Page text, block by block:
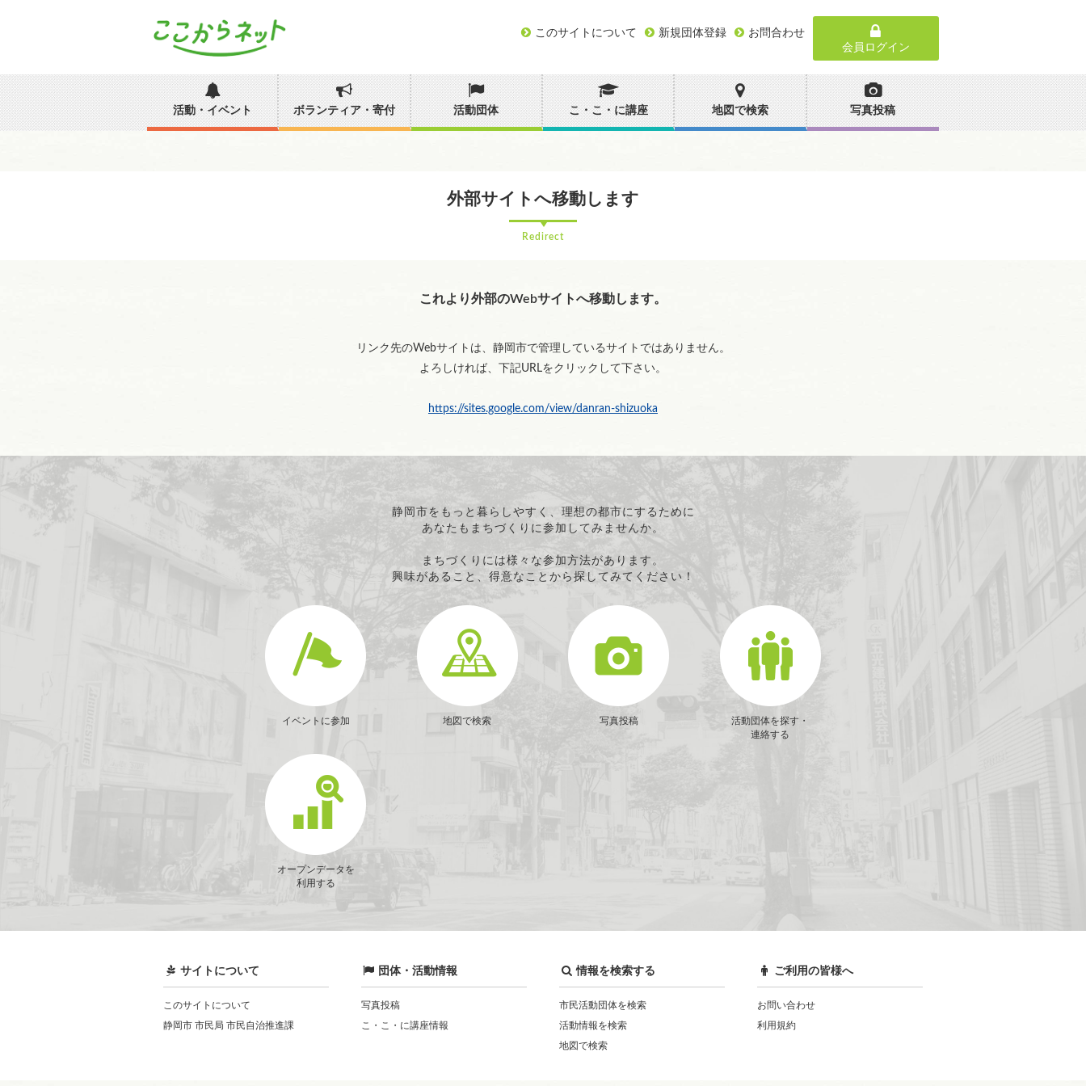
このサイトについて 新規団体登録
お問合わせ
会員ログイン
活動・イベント ボランティア・寄付 活動団体 こ・こ・に講座 地図で検索 写真投稿
外部サイトへ移動します
Redirect
これより外部のWebサイトへ移動します。
リンク先のWebサイトは、静岡市で管理しているサイトではありません。
よろしければ、下記URLをクリックして下さい。
https://sites.google.com/view/danran-shizuoka
静岡市をもっと暮らしやすく、理想の都市にするために
あなたもまちづくりに参加してみませんか。
まちづくりには様々な参加方法があります。
興味があること、得意なことから探してみてください！
イベントに参加 地図で検索 写真投稿
活動団体を探す・
連絡する
オープンデータを
利用する
サイトについて
このサイトについて
静岡市 市民局 市民自治推進課
団体・活動情報
写真投稿
こ・こ・に講座情報
情報を検索する
市民活動団体を検索
活動情報を検索
地図で検索
ご利用の皆様へ
お問い合わせ
利用規約